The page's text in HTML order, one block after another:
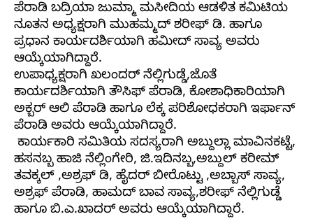
ಪೆರಾಡಿ ಬದ್ರಿಯಾ ಜುಮ್ಮಾ ಮಸೀದಿಯ ಆಡಳಿತ ಕಮಿಟಿಯ
ನೂತನ ಅಧ್ಯಕ್ಷರಾಗಿ ಮುಹಮ್ಮದ್ ಶರೀಫ್ ಡಿ. ಹಾಗೂ
ಪ್ರಧಾನ ಕಾರ್ಯದರ್ಶಿಯಾಗಿ ಹಮೀದ್ ಸಾವ್ಯ ಅವರು
ಆಯ್ಕೆಯಾಗಿದ್ದಾರೆ.
ಉಪಾಧ್ಯಕ್ಷರಾಗಿ ಖಲಂದರ್ ನೆಲ್ಲಿಗುಡ್ಡೆ,ಜೊತೆ
ಕಾರ್ಯದರ್ಶಿಯಾಗಿ ತೌಸಿಫ್ ಪೆರಾಡಿ, ಕೋಶಾಧಿಕಾರಿಯಾಗಿ
ಅಕ್ಬರ್ ಆಲಿ ಪೆರಾಡಿ ಹಾಗೂ ಲೆಕ್ಕ ಪರಿಶೋಧಕರಾಗಿ ಇರ್ಫಾನ್
ಪೆರಾಡಿ ಅವರು ಆಯ್ಕೆಯಾಗಿದ್ದಾರೆ.
‌ ಕಾರ್ಯಕಾರಿ ಸಮಿತಿಯ ಸದಸ್ಯರಾಗಿ ಅಬ್ದುಲ್ಲಾ ಮಾವಿನಕಟ್ಟೆ,
ಹಸನಬ್ಬ ಹಾಜಿ ನೆಲ್ಲಿಂಗೇರಿ, ಜಿ.ಇದಿನಬ್ಬ,ಅಬ್ದುಲ್ ಕರೀಮ್
ತವಕ್ಕಲ್ ,ಅಶ್ರಫ್ ಡಿ, ಹೈದರ್ ಬೀರೊಟ್ಟು ,ಅಬ್ಬಾಸ್ ಸಾವ್ಯ,
ಅಶ್ರಫ್ ಪೆರಾಡಿ, ಹಾಮದ್ ಬಾವ ಸಾವ್ಯ,ಶರೀಫ್ ನೆಲ್ಲಿಗುಡ್ಡೆ
ಹಾಗೂ ಬಿ.ಎ.ಖಾದರ್ ಅವರು ಆಯ್ಕೆಯಾಗಿದ್ದಾರೆ.